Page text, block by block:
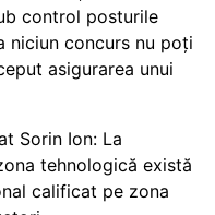
control posturile
niciun concurs nu poți
asigurarea unui
Sorin Ion: La
tehnologică există
calificat pe zona